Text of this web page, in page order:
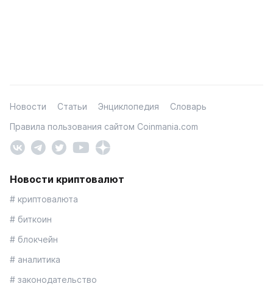
Новости Статьи Энциклопедия
Словарь
Правила пользования сайтом Coinmania.com
Новости криптовалют
# криптовалюта
# биткоин
# блокчейн
# аналитика
# законодательство